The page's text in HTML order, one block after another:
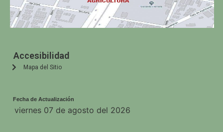
Accesibilidad
Mapa del Sitio
Fecha de Actualización
viernes 07 de agosto del 2026